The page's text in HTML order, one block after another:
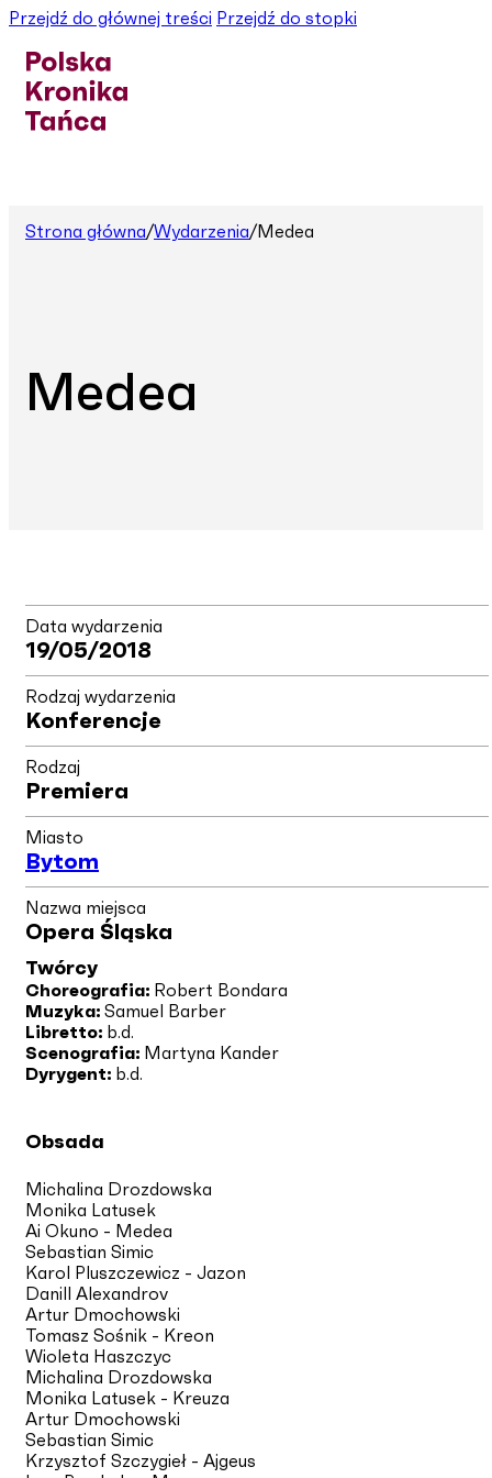
Przejdź do głównej treści Przejdź do stopki
Strona główna/Wydarzenia/Medea
Medea
Data wydarzenia
19/05/2018
Rodzaj wydarzenia
Konferencje
Rodzaj
Premiera
Miasto
Bytom
Nazwa miejsca
Opera Śląska
Twórcy
Choreografia: Robert Bondara
Muzyka: Samuel Barber
Libretto: b.d.
Scenografia: Martyna Kander
Dyrygent: b.d.
Obsada
Michalina Drozdowska
Monika Latusek
Ai Okuno - Medea
Sebastian Simic
Karol Pluszczewicz - Jazon
Danill Alexandrov
Artur Dmochowski
Tomasz Sośnik - Kreon
Wioleta Haszczyc
Michalina Drozdowska
Monika Latusek - Kreuza
Artur Dmochowski
Sebastian Simic
Krzysztof Szczygieł - Ajgeus